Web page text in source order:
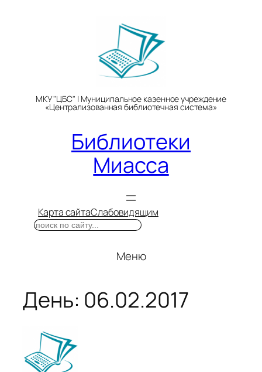
МКУ "ЦБС" | Муниципальное казенное учреждение
«Централизованная библиотечная система»
Библиотеки
Миасса
Карта сайтаСлабовидящим
Поиск
Меню
День: 06.02.2017